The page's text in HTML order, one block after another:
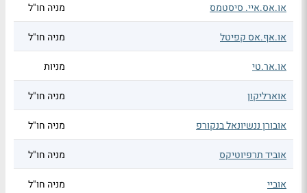
או.אס.איי. סיסטמס מניה חו"ל
או.אף.אס קפיטל מניה חו"ל
או.אר.טי מניות
אוארליקון מניה חו"ל
אובורן ננשיונאל בנקורפ מניה חו"ל
אוביד תרפיוטיקס מניה חו"ל
אוביי מניה חו"ל